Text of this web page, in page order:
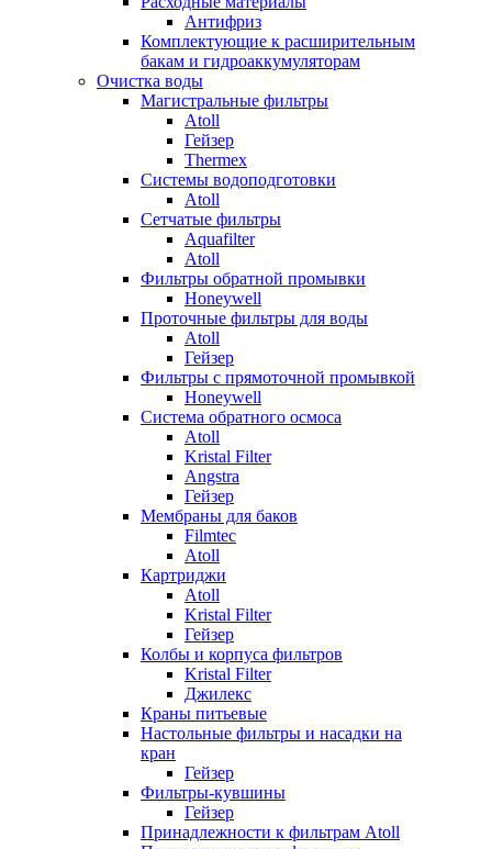
Антифриз
Комплектующие к расширительным
бакам и гидроаккумуляторам
Очистка воды
Магистральные фильтры
Atoll
Гейзер
Thermex
Системы водоподготовки
Atoll
Сетчатые фильтры
Aquafilter
Atoll
Фильтры обратной промывки
Honeywell
Проточные фильтры для воды
Atoll
Гейзер
Фильтры с прямоточной промывкой
Honeywell
Система обратного осмоса
Atoll
Kristal Filter
Angstra
Гейзер
Мембраны для баков
Filmtec
Atoll
Картриджи
Atoll
Kristal Filter
Гейзер
Колбы и корпуса фильтров
Kristal Filter
Джилекс
Краны питьевые
Настольные фильтры и насадки на
кран
Гейзер
Фильтры-кувшины
Гейзер
Принадлежности к фильтрам Atoll